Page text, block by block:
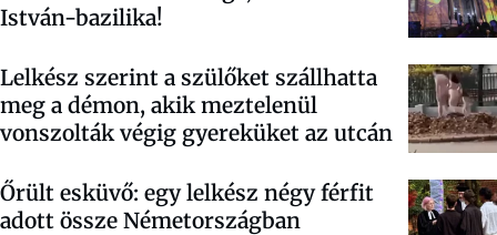
István-bazilika!
Lelkész szerint a szülőket szállhatta
meg a démon, akik meztelenül
vonszolták végig gyereküket az utcán
Őrült esküvő: egy lelkész négy férfit
adott össze Németországban